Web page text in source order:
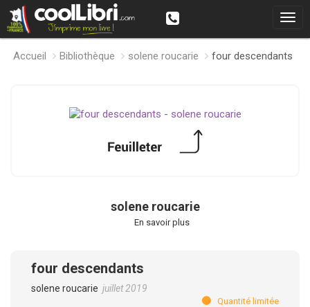
Accueil Bibliothèque solene roucarie four descendants
solene roucarie
En savoir plus
four descendants
solene roucarie juillet 2019
Quantité limitée